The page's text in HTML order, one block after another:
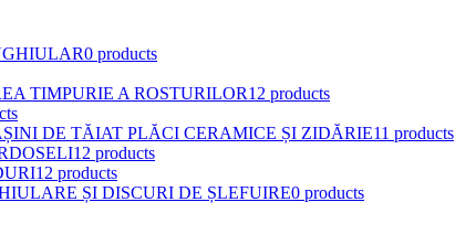
0 products
TIMPURIE A ROSTURILOR12 products
DE TĂIAT PLĂCI CERAMICE ȘI ZIDĂRIE11 products
12 products
12 products
ȘI DISCURI DE ȘLEFUIRE0 products